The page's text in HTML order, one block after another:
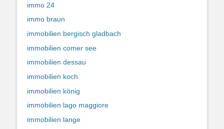
immo 24
immo braun
immobilien bergisch gladbach
immobilien comer see
immobilien dessau
immobilien koch
immobilien könig
immobilien lago maggiore
immobilien lange